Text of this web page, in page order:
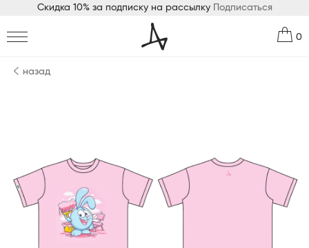
Скидка 10% за подписку на рассылку Подписаться
0
назад